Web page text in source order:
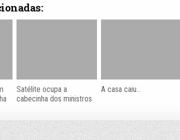
Satélite ocupa a
cabecinha dos ministros
A casa caiu…